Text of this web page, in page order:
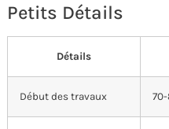
Petits Détails
Détails
Début des travaux 70-